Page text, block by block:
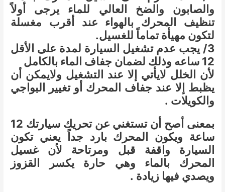
والصابون والضخ العالي للماء يرجى أولاً
تنظيف المحرك بالهواء عند أقرب مغسلة
لتكون مهيأة تماماً للغسيل.
3/ يجب عدم تشغيل السيارة لمدة على الأقل
12 ساعه وذلك لضمان جفاف الماء بالكامل
لأن الخلل لايأتي إلا عند التشغيل ولايمكن أن
يظبط إلا عند جفاف المحرك أو تغيير البواجي
والكويلات .
بمعنى أصح أن تستغني عن تحريك سيارتك 12
ساعة ويكون المحرك بارد جداً يعني تكون
السيارة واقفة قبل ومرتاحة لأن غسيل
المحرك بالماء وهي حارة يكسر القزوز
ويصدي فيها زيادة .